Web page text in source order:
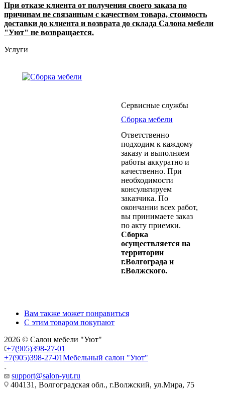
При отказе клиента от получения своего заказа по
причинам не связанным с качеством товара, стоимость
доставки до клиента и возврата до склада Салона мебели
"Уют" не возвращается.
Услуги
Сервисные службы
Сборка мебели
Ответственно
подходим к каждому
заказу и выполняем
работы аккуратно и
качественно. При
необходимости
консультируем
заказчика. По
окончании всех работ,
вы принимаете заказ
по акту приемки.
Сборка
осуществляется на
территории
г.Волгограда и
г.Волжского.
Вам также может понравиться
С этим товаром покупают
2026 © Салон мебели "Уют"
+7(905)398-27-01
+7(905)398-27-01Мебельный салон "Уют"
support@salon-yut.ru
404131, Волгоградская обл., г.Волжский, ул.Мира, 75